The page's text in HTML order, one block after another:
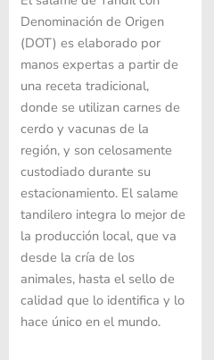
Denominación de Origen
(DOT) es elaborado por
manos expertas a partir de
una receta tradicional,
donde se utilizan carnes de
cerdo y vacunas de la
región, y son celosamente
custodiado durante su
estacionamiento. El salame
tandilero integra lo mejor de
la producción local, que va
desde la cría de los
animales, hasta el sello de
calidad que lo identifica y lo
hace único en el mundo.